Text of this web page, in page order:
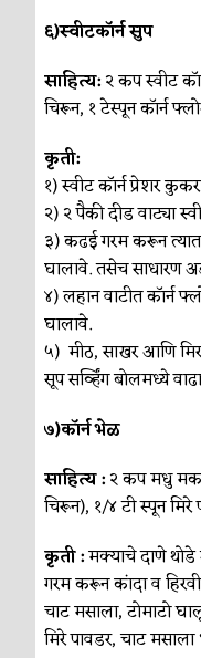
६)स्वीटकॉर्न सुप
साहित्य:२ कप स्वीट
चिरून, १ टेस्पून कॉर्न
कृती:
१) स्वीट कॉर्न प्रेशर
२) २ पैकी दीड वाट्या
३) कढई गरम करून
घालावे. तसेच साधारण
४) लहान वाटीत कॉर्न
घालावे.
५) मीठ, साखर आणि
सूप सर्व्हिंग बोलमध्ये
७)कॉर्न भेळ
साहित्य :२ कप मधु मका
चिरून), १/४ टी स्पून
कृती :मक्याचे दाणे थोडे
गरम करून कांदा व
चाट मसाला, टोमाटो
मिरे पावडर, चाट मसाला